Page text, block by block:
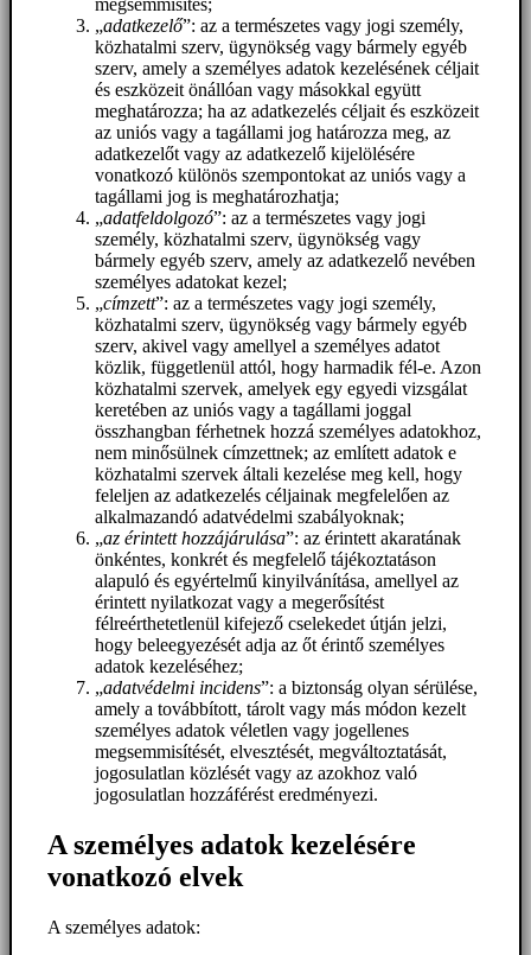
„adatkezelő”: az a természetes vagy jogi személy,
közhatalmi szerv, ügynökség vagy bármely egyéb
szerv, amely a személyes adatok kezelésének céljait
és eszközeit önállóan vagy másokkal együtt
meghatározza; ha az adatkezelés céljait és eszközeit
az uniós vagy a tagállami jog határozza meg, az
adatkezelőt vagy az adatkezelő kijelölésére
vonatkozó különös szempontokat az uniós vagy a
tagállami jog is meghatározhatja;
„adatfeldolgozó”: az a természetes vagy jogi
személy, közhatalmi szerv, ügynökség vagy
bármely egyéb szerv, amely az adatkezelő nevében
személyes adatokat kezel;
„címzett”: az a természetes vagy jogi személy,
közhatalmi szerv, ügynökség vagy bármely egyéb
szerv, akivel vagy amellyel a személyes adatot
közlik, függetlenül attól, hogy harmadik fél-e. Azon
közhatalmi szervek, amelyek egy egyedi vizsgálat
keretében az uniós vagy a tagállami joggal
összhangban férhetnek hozzá személyes adatokhoz,
nem minősülnek címzettnek; az említett adatok e
közhatalmi szervek általi kezelése meg kell, hogy
feleljen az adatkezelés céljainak megfelelően az
alkalmazandó adatvédelmi szabályoknak;
„az érintett hozzájárulása”: az érintett akaratának
önkéntes, konkrét és megfelelő tájékoztatáson
alapuló és egyértelmű kinyilvánítása, amellyel az
érintett nyilatkozat vagy a megerősítést
félreérthetetlenül kifejező cselekedet útján jelzi,
hogy beleegyezését adja az őt érintő személyes
adatok kezeléséhez;
„adatvédelmi incidens”: a biztonság olyan sérülése,
amely a továbbított, tárolt vagy más módon kezelt
személyes adatok véletlen vagy jogellenes
megsemmisítését, elvesztését, megváltoztatását,
jogosulatlan közlését vagy az azokhoz való
jogosulatlan hozzáférést eredményezi.
A személyes adatok kezelésére
vonatkozó elvek
A személyes adatok: